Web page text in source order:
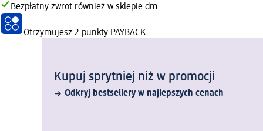
Bezpłatny zwrot również w sklepie dm
Otrzymujesz 2 punkty PAYBACK
Kupuj sprytniej niż w promocji
Odkryj bestsellery w najlepszych cenach